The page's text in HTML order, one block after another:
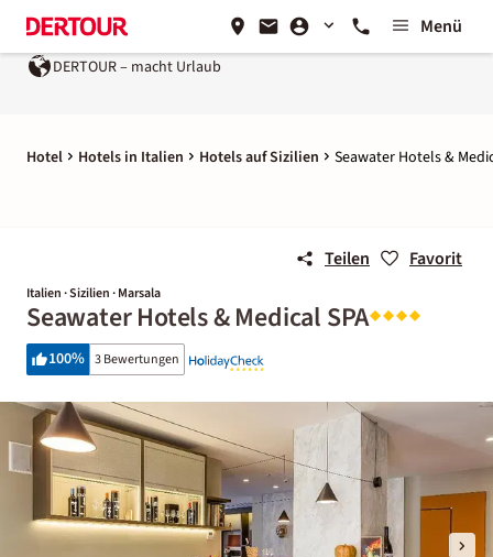
Menü
DERTOUR – macht Urlaub
Hotel Hotels in Italien Hotels auf Sizilien Seawater Hotels &
Teilen Favorit
Italien · Sizilien · Marsala
Seawater Hotels & Medical SPA
100% 3 Bewertungen